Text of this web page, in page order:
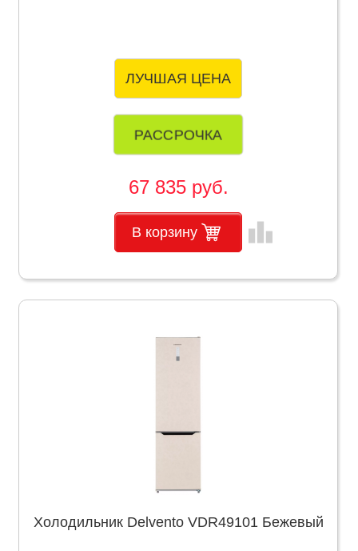
ЛУЧШАЯ ЦЕНА
РАССРОЧКА
67 835 руб.
В корзину leaderboard
Холодильник Delvento VDR49101 Бежевый